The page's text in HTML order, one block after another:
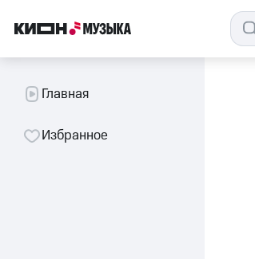
Главная
Избранное